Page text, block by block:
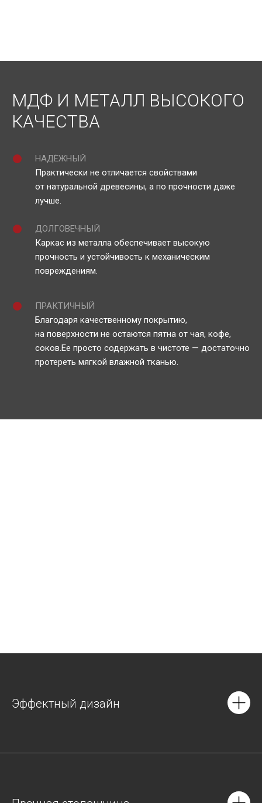
МДФ И МЕТАЛЛ ВЫСОКОГО
КАЧЕСТВА
НАДЁЖНЫЙ
Практически не отличается свойствами
от натуральной древесины, а по прочности даже
лучше.
ДОЛГОВЕЧНЫЙ
Каркас из металла обеспечивает высокую
прочность и устойчивость к механическим
повреждениям.
ПРАКТИЧНЫЙ
Благодаря качественному покрытию,
на поверхности не остаются пятна от чая, кофе,
соков.Ее просто содержать в чистоте — достаточно
протереть мягкой влажной тканью.
Эффектный дизайн